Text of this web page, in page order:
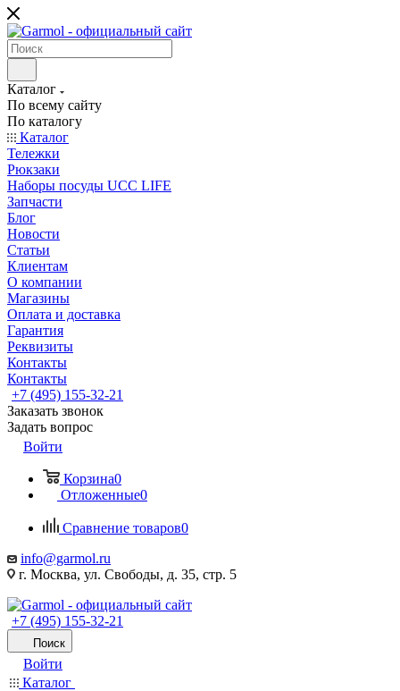
Каталог
По всему сайту
По каталогу
Каталог
Тележки
Рюкзаки
Наборы посуды UCC LIFE
Запчасти
Блог
Новости
Статьи
Клиентам
О компании
Магазины
Оплата и доставка
Гарантия
Реквизиты
Контакты
Контакты
+7 (495) 155-32-21
Заказать звонок
Задать вопрос
Войти
Корзина0
Отложенные0
Сравнение товаров0
info@garmol.ru
г. Москва, ул. Свободы, д. 35, стр. 5
+7 (495) 155-32-21
Поиск
Войти
Каталог